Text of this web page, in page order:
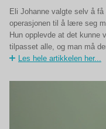
Eli Johanne valgte selv å
operasjonen til å lære seg
Hun opplevde at det
tilpasset alle, og man må
Les hele artikkelen her...